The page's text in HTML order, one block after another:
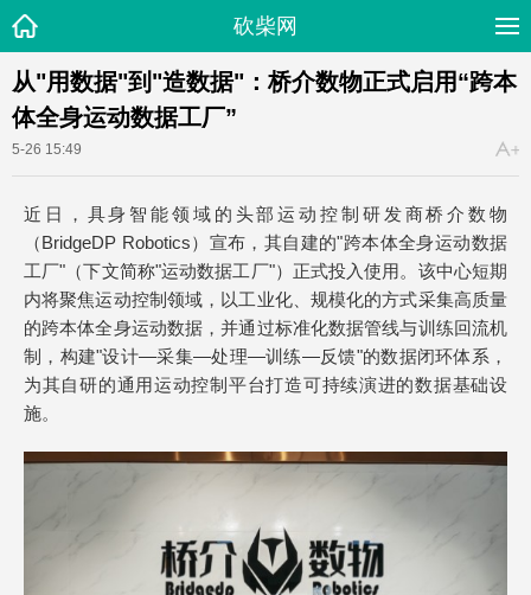
砍柴网
从"用数据"到"造数据"：桥介数物正式启用“跨本
体全身运动数据工厂”
5-26 15:49
近日，具身智能领域的头部运动控制研发商桥介数物
（BridgeDP Robotics）宣布，其自建的"跨本体全身运动数据
工厂"（下文简称"运动数据工厂"）正式投入使用。该中心短期
内将聚焦运动控制领域，以工业化、规模化的方式采集高质量
的跨本体全身运动数据，并通过标准化数据管线与训练回流机
制，构建"设计—采集—处理—训练—反馈"的数据闭环体系，
为其自研的通用运动控制平台打造可持续演进的数据基础设
施。